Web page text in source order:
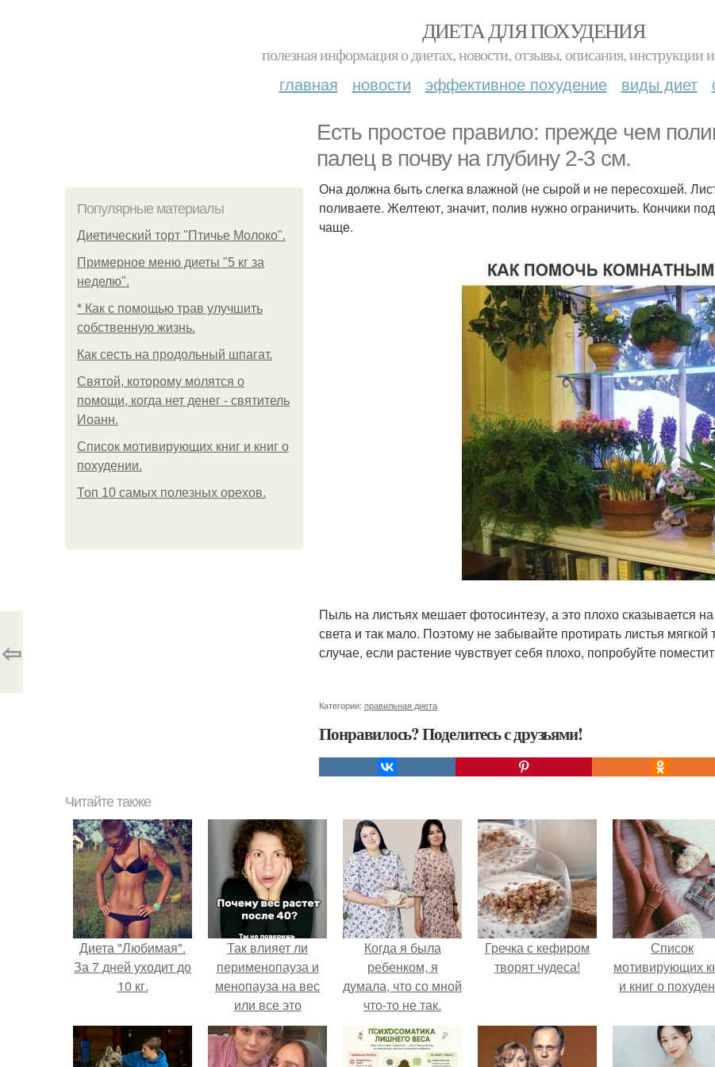
ДИЕТА ДЛЯ ПОХУДЕНИЯ
полезная информация о диетах, новости, отзывы, описания, инструкции
главная новости эффективное похудение виды диет
Есть простое правило: прежде чем
палец в почву на глубину 2-3 см.
Популярные материалы
Диетический торт "Птичье Молоко".
Примерное меню диеты "5 кг за
неделю".
* Как с помощью трав улучшить
собственную жизнь.
Как сесть на продольный шпагат.
Святой, которому молятся о
помощи, когда нет денег - святитель
Иоанн.
Список мотивирующих книг и книг о
похудении.
Топ 10 самых полезных орехов.
Она должна быть слегка влажной (не сырой и не пересохшей.
поливаете. Желтеют, значит, полив нужно ограничить. Кончики
чаще.
Пыль на листьях мешает фотосинтезу, а это плохо сказывается
света и так мало. Поэтому не забывайте протирать листья
случае, если растение чувствует себя плохо, попробуйте
Категории: правильная диета
Понравилось? Поделитесь с друзьями!
⇦
Читайте также
Диета "Любимая".
За 7 дней уходит до
10 кг.
Так влияет ли
перименопауза и
менопауза на вес
или все это
ерунда?
Когда я была
ребенком, я
думала, что со мной
что-то не так.
Гречка с кефиром
творят чудеса!
Список
мотивирующих
и книг о